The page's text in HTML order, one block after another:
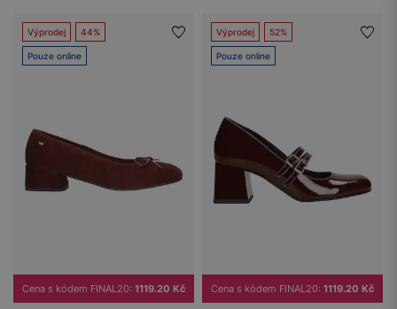
Výprodej 44%
Pouze online
Cena s kódem FINAL20: 1119.20 Kč
Výprodej 52%
Pouze online
Cena s kódem FINAL20: 1119.20 Kč